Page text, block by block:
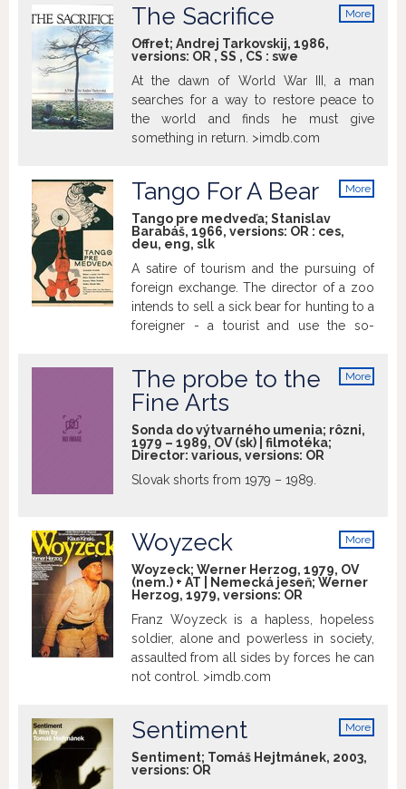
More
The Sacrifice
Offret; Andrej Tarkovskij, 1986,
versions: OR , SS , CS : swe
At the dawn of World War III, a man
searches for a way to restore peace to
the world and finds he must give
something in return. >imdb.com
More
Tango For A Bear
Tango pre medveďa; Stanislav
Barabáš, 1966, versions: OR : ces,
deu, eng, slk
A satire of tourism and the pursuing of
foreign exchange. The director of a zoo
intends to sell a sick bear for hunting to a
foreigner - a tourist and use the so-
More
The probe to the
Fine Arts
Sonda do výtvarného umenia; rôzni,
1979 – 1989, OV (sk) | filmotéka;
Director: various, versions: OR
Slovak shorts from 1979 – 1989.
More
Woyzeck
Woyzeck; Werner Herzog, 1979, OV
(nem.) + AT | Nemecká jeseň; Werner
Herzog, 1979, versions: OR
Franz Woyzeck is a hapless, hopeless
soldier, alone and powerless in society,
assaulted from all sides by forces he can
not control. >imdb.com
More
Sentiment
Sentiment; Tomáš Hejtmánek, 2003,
versions: OR